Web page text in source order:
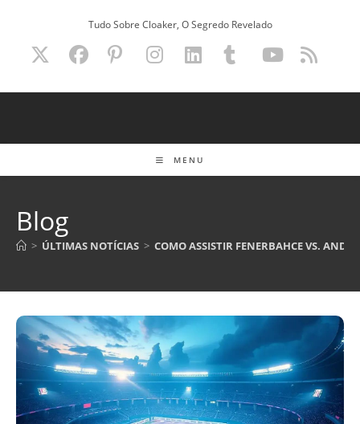
Tudo Sobre Cloaker, O Segredo Revelado
MENU
Blog
> ÚLTIMAS NOTÍCIAS > COMO ASSISTIR FENERBAHCE VS.